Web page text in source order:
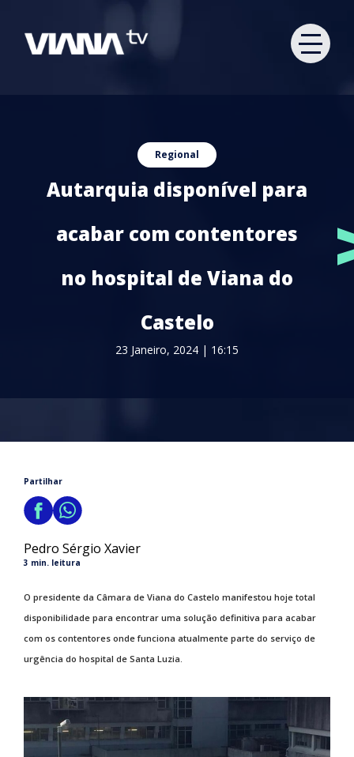
Regional
Autarquia disponível para
acabar com contentores
no hospital de Viana do
Castelo
23 Janeiro, 2024 | 16:15
Partilhar
Pedro Sérgio Xavier
3 min. leitura
O presidente da Câmara de Viana do Castelo manifestou hoje total
disponibilidade para encontrar uma solução definitiva para acabar
com os contentores onde funciona atualmente parte do serviço de
urgência do hospital de Santa Luzia.